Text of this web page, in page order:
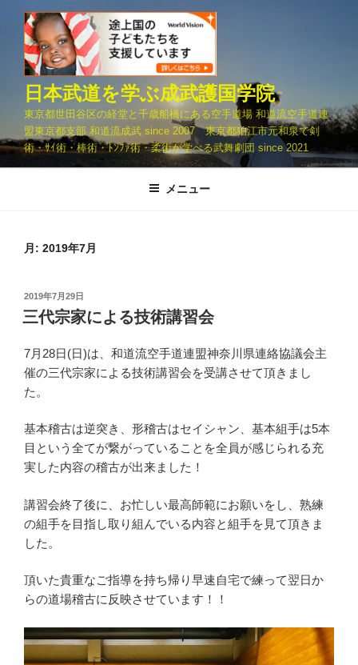
キ
日本武道を学ぶ成武護国学院
東京都世田谷区の経堂と千歳船橋にある空手道場 和道流空手道連
盟東京都支部 和道流成武 since 2007 東京都狛江市元和泉で剣
術・ｻｲ術・棒術・ﾄﾝﾌｧ術・柔術が学べる武舞劇団 since 2021
メニュー
月: 2019年7月
投
稿
日:
2019年7月29日
三代宗家による技術講習会
7月28日(日)は、和道流空手道連盟神奈川県連絡協議会主
催の三代宗家による技術講習会を受講させて頂きまし
た。
基本稽古は逆突き、形稽古はセイシャン、基本組手は5本
目という全てが繋がっていることを全員が感じられる充
実した内容の稽古が出来ました！
講習会終了後に、お忙しい最高師範にお願いをし、熟練
の組手を目指し取り組んでいる内容と組手を見て頂きま
した。
頂いた貴重なご指導を持ち帰り早速自宅で練って翌日か
らの道場稽古に反映させています！！